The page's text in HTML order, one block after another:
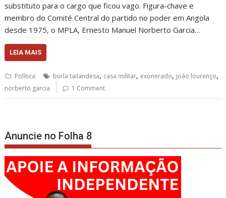
substituto para o cargo que ficou vago. Figura-chave e
membro do Comité Central do partido no poder em Angola
desde 1975, o MPLA, Ernesto Manuel Norberto Garcia…
LEIA MAIS
Política burla tailandesa, casa militar, exonerado, joão lourenço,
norberto garcia 1 Comment
Anuncie no Folha 8